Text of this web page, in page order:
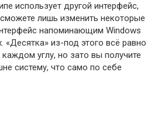
использует другой интерфейс,
лишь изменить некоторые
напоминающим Windows
«Десятка» из-под этого всё равно
углу, но зато вы получите
систему, что само по себе